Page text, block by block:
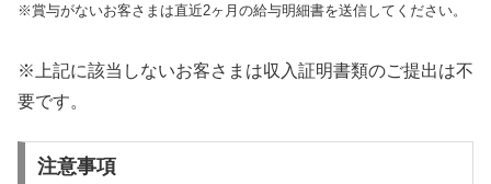
※賞与がないお客さまは直近2ヶ月の給与明細書を送信してください。
※上記に該当しないお客さまは収入証明書類のご提出は不
要です。
注意事項